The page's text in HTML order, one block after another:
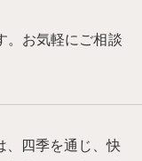
。お気軽にご相談
、四季を通じ、快